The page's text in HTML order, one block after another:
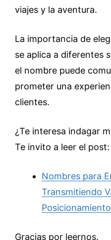
viajes y la aventura.
La importancia de
se aplica a diferentes
el nombre puede
prometer una
clientes.
¿Te interesa indagar
Te invito a leer el post:
Nombres para
Transmitiendo
Gracias por leernos.